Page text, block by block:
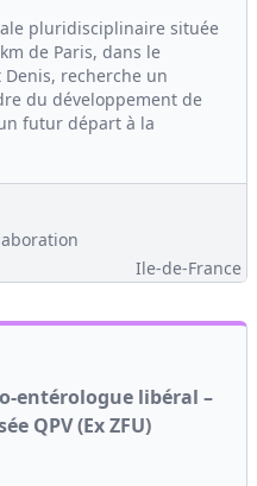
pluridisciplinaire située
de Paris, dans le
recherche un
du développement de
futur départ à la
Ile-de-France
entérologue libéral –
QPV (Ex ZFU)